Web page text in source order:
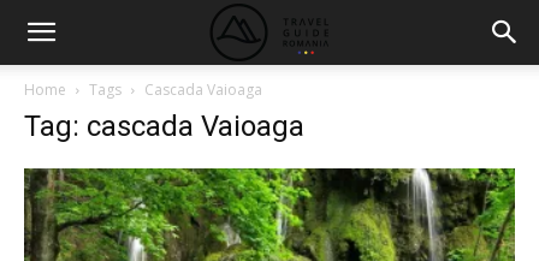
Home Tags Cascada Vaioaga
Tag: cascada Vaioaga